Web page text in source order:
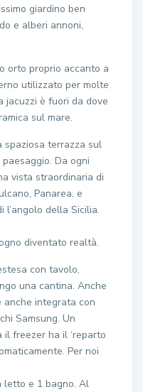
giardino ben
e alberi annoni,
orto proprio accanto a
utilizzato per molte
jacuzzi è fuori da dove
sul mare.
spaziosa terrazza sul
Da ogni
vista straordinaria di
Panarea, e
l’angolo della Sicilia.
diventato realtà.
con tavolo,
una cantina. Anche
anche integrata con
Samsung. Un
freezer ha il ‘reparto
Per noi
letto e 1 bagno. Al